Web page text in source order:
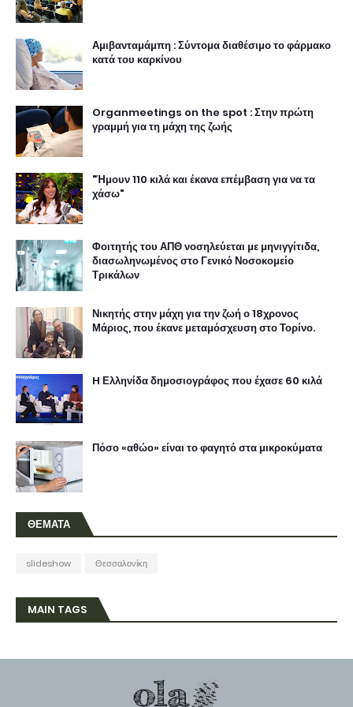
Αμιβανταμάμπη : Σύντομα διαθέσιμο το φάρμακο
κατά του καρκίνου
Organmeetings on the spot : Στην πρώτη
γραμμή για τη μάχη της ζωής
"Ήμουν 110 κιλά και έκανα επέμβαση για να τα
χάσω"
Φοιτητής του ΑΠΘ νοσηλεύεται με μηνιγγίτιδα,
διασωληνωμένος στο Γενικό Νοσοκομείο
Τρικάλων
Νικητής στην μάχη για την ζωή ο 18χρονος
Μάριος, που έκανε μεταμόσχευση στο Τορίνο.
H Ελληνίδα δημοσιογράφος που έχασε 60 κιλά
Πόσο «αθώο» είναι το φαγητό στα μικροκύματα
ΘΕΜΑΤΑ
slideshow Θεσσαλονίκη
MAIN TAGS